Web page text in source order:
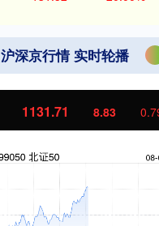
沪深京行情 实时轮播
1131.71 8.83